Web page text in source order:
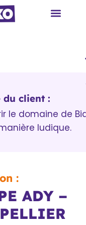
du client :
le domaine de
ludique.
:
ADY –